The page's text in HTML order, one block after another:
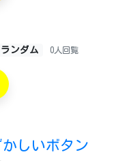
ランダム 0人回覧
しいボタン